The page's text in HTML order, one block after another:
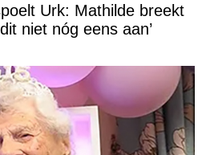
Urk: Mathilde breekt
niet nóg eens aan’